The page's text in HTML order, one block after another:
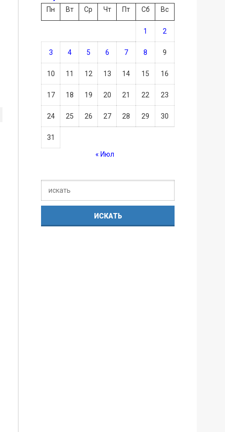
Пн
Вт Ср Чт Пт Сб Вс
1 2
3 4 5 6 7 8 9
10 11 12 13 14 15 16
17 18 19 20 21 22 23
24 25 26 27 28 29 30
31
« Июл